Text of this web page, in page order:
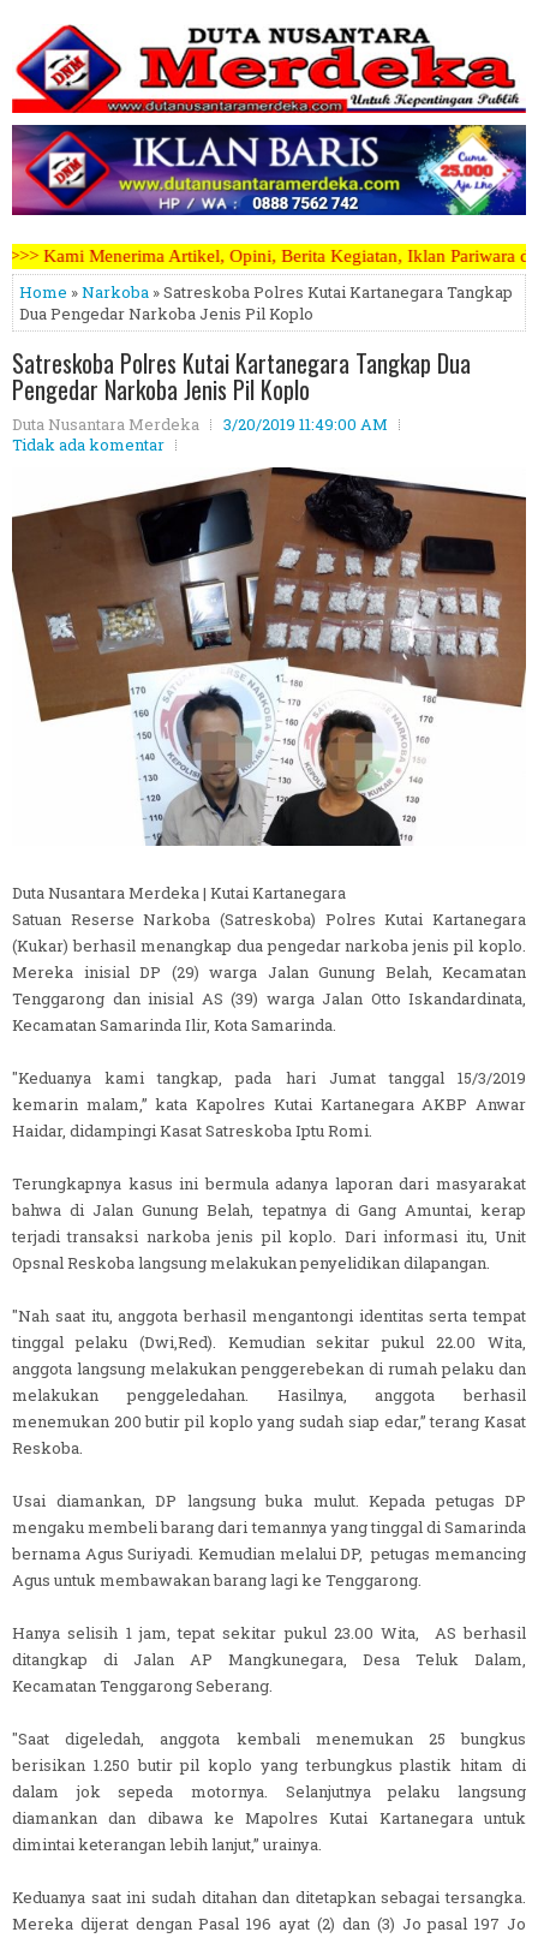
Berita Kegiatan, Iklan Pariwara dapat mengirimkannya melalui
Home »Narkoba » Satreskoba Polres Kutai Kartanegara Tangkap
Dua Pengedar Narkoba Jenis Pil Koplo
Satreskoba Polres Kutai Kartanegara Tangkap Dua
Pengedar Narkoba Jenis Pil Koplo
Duta Nusantara Merdeka
3/20/2019 11:49:00 AM
Tidak ada komentar
Duta Nusantara Merdeka | Kutai Kartanegara
Satuan Reserse Narkoba (Satreskoba) Polres Kutai Kartanegara
(Kukar) berhasil menangkap dua pengedar narkoba jenis pil koplo.
Mereka inisial DP (29) warga Jalan Gunung Belah, Kecamatan
Tenggarong dan inisial AS (39) warga Jalan Otto Iskandardinata,
Kecamatan Samarinda Ilir, Kota Samarinda.
"Keduanya kami tangkap, pada hari Jumat tanggal 15/3/2019
kemarin malam,” kata Kapolres Kutai Kartanegara AKBP Anwar
Haidar, didampingi Kasat Satreskoba Iptu Romi.
Terungkapnya kasus ini bermula adanya laporan dari masyarakat
bahwa di Jalan Gunung Belah, tepatnya di Gang Amuntai, kerap
terjadi transaksi narkoba jenis pil koplo. Dari informasi itu, Unit
Opsnal Reskoba langsung melakukan penyelidikan dilapangan.
"Nah saat itu, anggota berhasil mengantongi identitas serta tempat
tinggal pelaku (Dwi,Red). Kemudian sekitar pukul 22.00 Wita,
anggota langsung melakukan penggerebekan di rumah pelaku dan
melakukan penggeledahan. Hasilnya, anggota berhasil
menemukan 200 butir pil koplo yang sudah siap edar,” terang Kasat
Reskoba.
Usai diamankan, DP langsung buka mulut. Kepada petugas DP
mengaku membeli barang dari temannya yang tinggal di Samarinda
bernama Agus Suriyadi. Kemudian melalui DP, petugas memancing
Agus untuk membawakan barang lagi ke Tenggarong.
Hanya selisih 1 jam, tepat sekitar pukul 23.00 Wita, AS berhasil
ditangkap di Jalan AP Mangkunegara, Desa Teluk Dalam,
Kecamatan Tenggarong Seberang.
"Saat digeledah, anggota kembali menemukan 25 bungkus
berisikan 1.250 butir pil koplo yang terbungkus plastik hitam di
dalam jok sepeda motornya. Selanjutnya pelaku langsung
diamankan dan dibawa ke Mapolres Kutai Kartanegara untuk
dimintai keterangan lebih lanjut,” urainya.
Keduanya saat ini sudah ditahan dan ditetapkan sebagai tersangka.
Mereka dijerat dengan Pasal 196 ayat (2) dan (3) Jo pasal 197 Jo